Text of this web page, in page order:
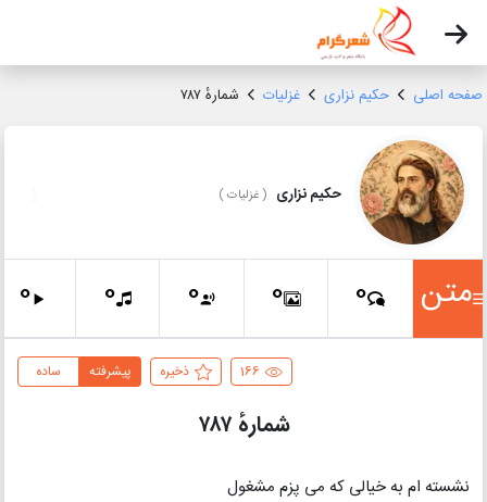
صفحه اصلی حکیم نزاری غزلیات شمارهٔ ۷۸۷
حکیم نزاری (غزلیات)
متن 0
0
0
0
0
166 ذخیره ساده پیشرفته
شمارهٔ ۷۸۷
نشسته ام به خیالی که می پزم مشغول